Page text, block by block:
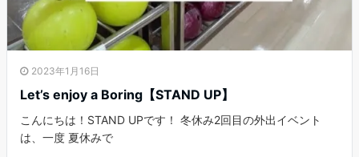
2023年1月16日
Let’s enjoy a Boring【STAND UP】
こんにちは！STAND UPです！ 冬休み2回目の外出イベント
は、一度 夏休みで